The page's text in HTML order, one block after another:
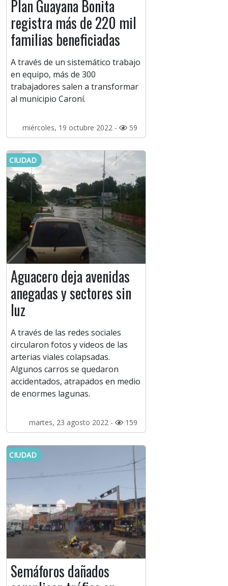
Plan Guayana Bonita
registra más de 220 mil
familias beneficiadas
A través de un sistemático trabajo
en equipo, más de 300
trabajadores salen a transformar
al municipio Caroní.
miércoles, 19 octubre 2022 - 59
CIUDAD
Aguacero deja avenidas
anegadas y sectores sin
luz
A través de las redes sociales
circularon fotos y videos de las
arterias viales colapsadas.
Algunos carros se quedaron
accidentados, atrapados en medio
de enormes lagunas.
martes, 23 agosto 2022 - 159
CIUDAD
Semáforos dañados